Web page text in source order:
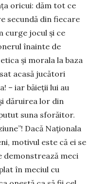
oricui: dăm tot ce
secundă din fiecare
curge jocul și ce
înainte de
și morala la baza
acasă jucători
– iar băieții lui au
dăruirea lor din
suna sforăitor.
Dacă Naționala
motivul este că ei se
demonstrează meci
în meciul cu